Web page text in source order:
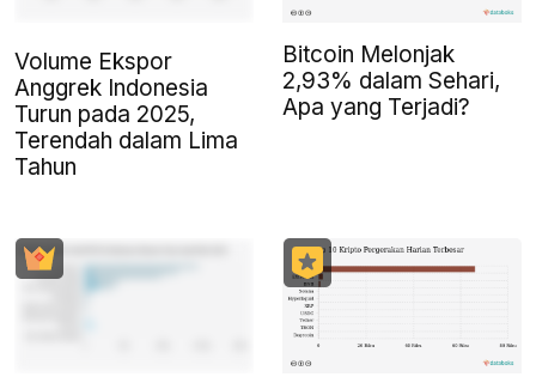
Volume Ekspor
Anggrek Indonesia
Turun pada 2025,
Terendah dalam Lima
Tahun
Bitcoin Melonjak
2,93% dalam Sehari,
Apa yang Terjadi?